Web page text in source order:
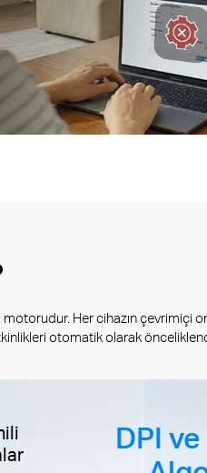
Her cihazın çevrimiçi
otomatik olarak
DPI ve